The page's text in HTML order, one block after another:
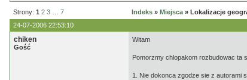
Strony: 1 2 3 7 Indeks » Miejsca » Lokalizacje
24-07-2006 22:53:10
chiken
Gość
Witam
Pomorzmy chlopakom rozbudowac ta
1. Nie dokonca zgodze sie z autorami